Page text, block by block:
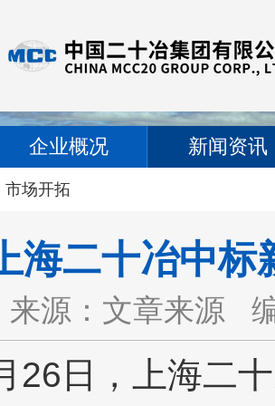
企业概况 新闻资讯
市场开拓
海二十冶中标
来源：文章来源
日，上海二十